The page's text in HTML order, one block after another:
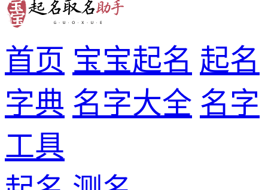
首页 宝宝起名 起名
字典 名字大全 名字
工具